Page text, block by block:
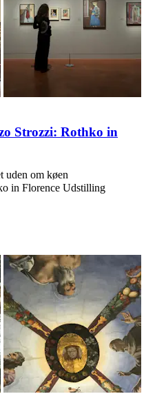
Strozzi: Rothko in
uden om køen
in Florence Udstilling